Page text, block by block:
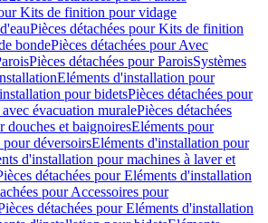
Kits de finition pour vidage
Pièces détachées pour Kits de finition
bondePièces détachées pour Avec
Pièces détachées pour ParoisSystèmes
Eléments d'installation pour
pour bidetsPièces détachées pour
évacuation muralePièces détachées
douches et baignoiresEléments pour
pour déversoirsEléments d'installation pour
d'installation pour machines à laver et
détachées pour Eléments d'installation
pour Accessoires pour
détachées pour Eléments d'installation